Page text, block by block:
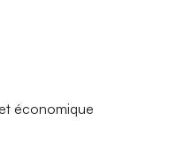
économique